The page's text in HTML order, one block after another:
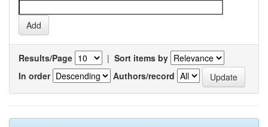
Results/Page | Sort items by
In order
Authors/record